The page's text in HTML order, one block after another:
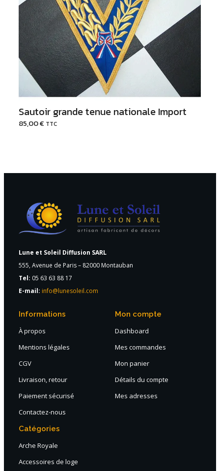
Ajouter au Panier
Sautoir grande tenue nationale Import
85,00€ TTC
Lune et Soleil Diffusion SARL
555, Avenue de Paris – 82000 Montauban
Tel: 05 63 63 88 17
E-mail: info@lunesoleil.com
Informations
À propos
Mentions légales
CGV
Livraison, retour
Paiement sécurisé
Contactez-nous
Mon compte
Dashboard
Mes commandes
Mon panier
Détails du compte
Mes adresses
Catégories
Arche Royale
Accessoires de loge